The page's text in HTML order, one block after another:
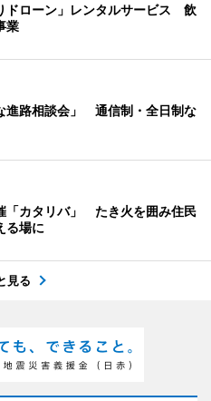
ドローン」レンタルサービス 飲
業
進路相談会」 通信制・全日制な
「カタリバ」 たき火を囲み住民
る場に
見る